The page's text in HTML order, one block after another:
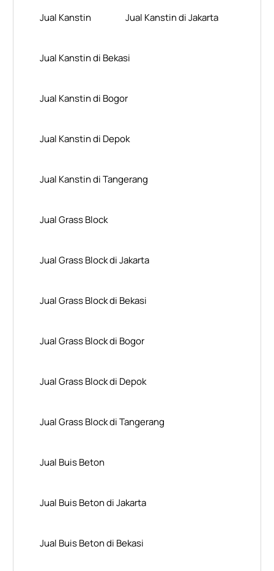
Jual Kanstin Jual Kanstin di Jakarta
Jual Kanstin di Bekasi
Jual Kanstin di Bogor
Jual Kanstin di Depok
Jual Kanstin di Tangerang
Jual Grass Block
Jual Grass Block di Jakarta
Jual Grass Block di Bekasi
Jual Grass Block di Bogor
Jual Grass Block di Depok
Jual Grass Block di Tangerang
Jual Buis Beton
Jual Buis Beton di Jakarta
Jual Buis Beton di Bekasi